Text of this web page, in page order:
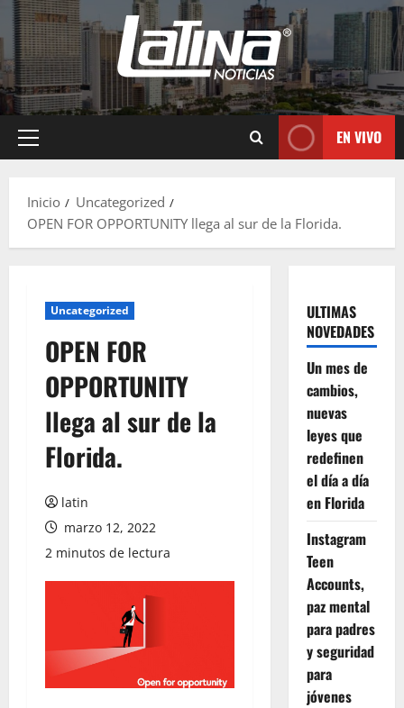
EN VIVO
Inicio
Uncategorized
OPEN FOR OPPORTUNITY llega al sur de la Florida.
Uncategorized
OPEN FOR
OPPORTUNITY
llega al sur de la
Florida.
latin
marzo 12, 2022
2 minutos de lectura
ULTIMAS
NOVEDADES
Un mes de
cambios,
nuevas
leyes que
redefinen
el día a día
en Florida
Instagram
Teen
Accounts,
paz mental
para padres
y seguridad
para
jóvenes